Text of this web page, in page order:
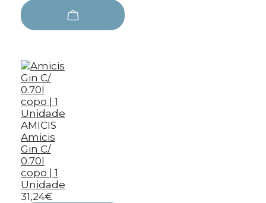
AMICIS
Amicis
Gin C/
0.70l
copo | 1
Unidade
31,24€